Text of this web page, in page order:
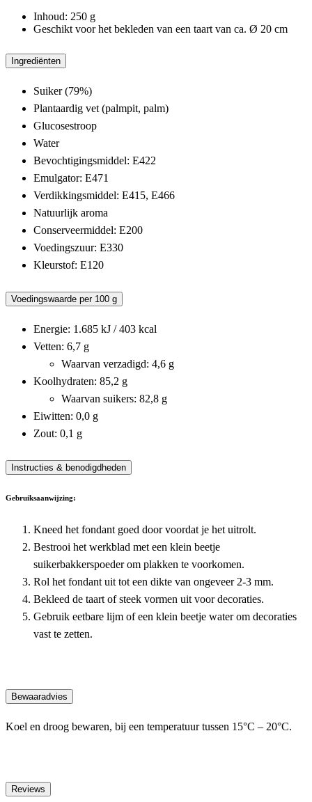
Inhoud: 250 g
Geschikt voor het bekleden van een taart van ca. Ø 20 cm
Ingrediënten
Suiker (79%)
Plantaardig vet (palmpit, palm)
Glucosestroop
Water
Bevochtigingsmiddel: E422
Emulgator: E471
Verdikkingsmiddel: E415, E466
Natuurlijk aroma
Conserveermiddel: E200
Voedingszuur: E330
Kleurstof: E120
Voedingswaarde per 100 g
Energie: 1.685 kJ / 403 kcal
Vetten: 6,7 g
Waarvan verzadigd: 4,6 g
Koolhydraten: 85,2 g
Waarvan suikers: 82,8 g
Eiwitten: 0,0 g
Zout: 0,1 g
Instructies & benodigdheden
Gebruiksaanwijzing:
Kneed het fondant goed door voordat je het uitrolt.
Bestrooi het werkblad met een klein beetje
suikerbakkerspoeder om plakken te voorkomen.
Rol het fondant uit tot een dikte van ongeveer 2-3 mm.
Bekleed de taart of steek vormen uit voor decoraties.
Gebruik eetbare lijm of een klein beetje water om decoraties
vast te zetten.
Bewaaradvies
Koel en droog bewaren, bij een temperatuur tussen 15°C – 20°C.
Reviews